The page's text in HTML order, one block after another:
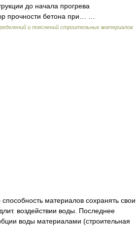
до начала прогрева
прочности бетона при… …
и пояснений строительных материалов
материалов сохранять свои
воздействии воды. Последнее
воды материалами (строительная